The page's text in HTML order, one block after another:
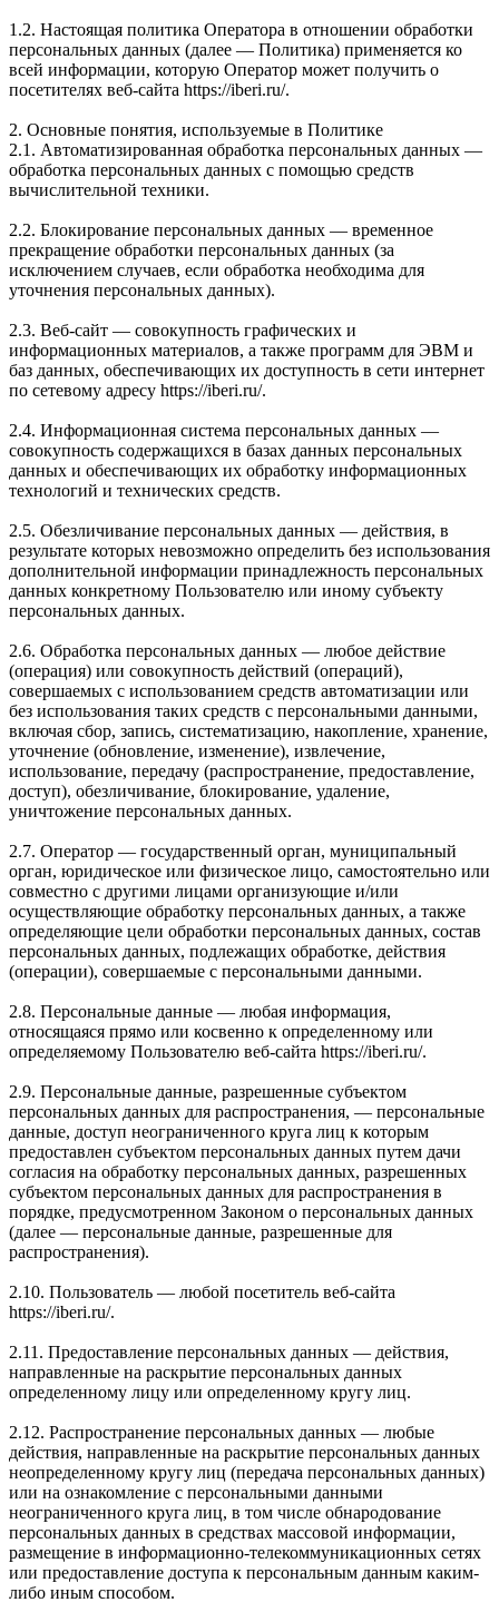
1.2. Настоящая политика Оператора в отношении обработки
персональных данных (далее — Политика) применяется ко
всей информации, которую Оператор может получить о
посетителях веб-сайта https://iberi.ru/.
2. Основные понятия, используемые в Политике
2.1. Автоматизированная обработка персональных данных —
обработка персональных данных с помощью средств
вычислительной техники.
2.2. Блокирование персональных данных — временное
прекращение обработки персональных данных (за
исключением случаев, если обработка необходима для
уточнения персональных данных).
2.3. Веб-сайт — совокупность графических и
информационных материалов, а также программ для ЭВМ и
баз данных, обеспечивающих их доступность в сети интернет
по сетевому адресу https://iberi.ru/.
2.4. Информационная система персональных данных —
совокупность содержащихся в базах данных персональных
данных и обеспечивающих их обработку информационных
технологий и технических средств.
2.5. Обезличивание персональных данных — действия, в
результате которых невозможно определить без использования
дополнительной информации принадлежность персональных
данных конкретному Пользователю или иному субъекту
персональных данных.
2.6. Обработка персональных данных — любое действие
(операция) или совокупность действий (операций),
совершаемых с использованием средств автоматизации или
без использования таких средств с персональными данными,
включая сбор, запись, систематизацию, накопление, хранение,
уточнение (обновление, изменение), извлечение,
использование, передачу (распространение, предоставление,
доступ), обезличивание, блокирование, удаление,
уничтожение персональных данных.
2.7. Оператор — государственный орган, муниципальный
орган, юридическое или физическое лицо, самостоятельно или
совместно с другими лицами организующие и/или
осуществляющие обработку персональных данных, а также
определяющие цели обработки персональных данных, состав
персональных данных, подлежащих обработке, действия
(операции), совершаемые с персональными данными.
2.8. Персональные данные — любая информация,
относящаяся прямо или косвенно к определенному или
определяемому Пользователю веб-сайта https://iberi.ru/.
2.9. Персональные данные, разрешенные субъектом
персональных данных для распространения, — персональные
данные, доступ неограниченного круга лиц к которым
предоставлен субъектом персональных данных путем дачи
согласия на обработку персональных данных, разрешенных
субъектом персональных данных для распространения в
порядке, предусмотренном Законом о персональных данных
(далее — персональные данные, разрешенные для
распространения).
2.10. Пользователь — любой посетитель веб-сайта
https://iberi.ru/.
2.11. Предоставление персональных данных — действия,
направленные на раскрытие персональных данных
определенному лицу или определенному кругу лиц.
2.12. Распространение персональных данных — любые
действия, направленные на раскрытие персональных данных
неопределенному кругу лиц (передача персональных данных)
или на ознакомление с персональными данными
неограниченного круга лиц, в том числе обнародование
персональных данных в средствах массовой информации,
размещение в информационно-телекоммуникационных сетях
или предоставление доступа к персональным данным каким-
либо иным способом.